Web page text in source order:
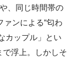
、同じ時間帯の
ンによる“匂わ
カップル」とい
で浮上。しかしそ